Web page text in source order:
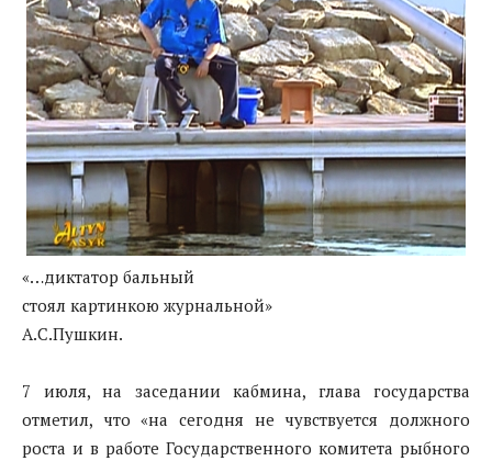
«…диктатор бальный
стоял картинкою журнальной»
А.С.Пушкин.
7 июля, на заседании кабмина, глава государства
отметил, что «на сегодня не чувствуется должного
роста и в работе Государственного комитета рыбного